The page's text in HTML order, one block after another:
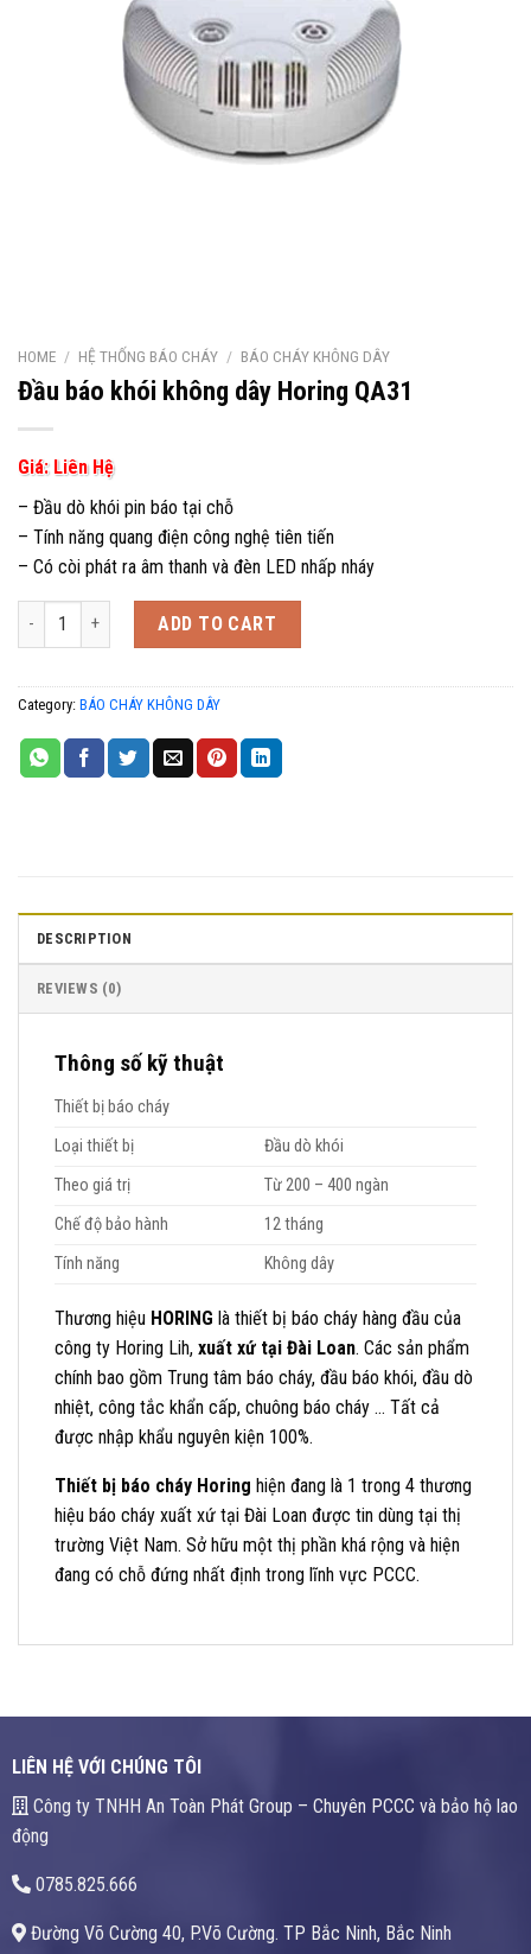
HOME / HỆ THỐNG BÁO CHÁY / BÁO CHÁY KHÔNG DÂY
Đầu báo khói không dây Horing QA31
Giá: Liên Hệ
– Đầu dò khói pin báo tại chỗ
– Tính năng quang điện công nghệ tiên tiến
– Có còi phát ra âm thanh và đèn LED nhấp nháy
Đầu báo khói không dây Horing QA31 quantity
ADD TO CART
Category: BÁO CHÁY KHÔNG DÂY
DESCRIPTION
REVIEWS (0)
Thông số kỹ thuật
Thiết bị báo cháy
Loại thiết bị
Đầu dò khói
Theo giá trị
Từ 200 – 400 ngàn
Chế độ bảo hành
12 tháng
Tính năng
Không dây
Thương hiệu HORING là thiết bị báo cháy hàng đầu của
công ty Horing Lih, xuất xứ tại Đài Loan. Các sản phẩm
chính bao gồm Trung tâm báo cháy, đầu báo khói, đầu dò
nhiệt, công tắc khẩn cấp, chuông báo cháy … Tất cả
được nhập khẩu nguyên kiện 100%.
Thiết bị báo cháy Horing hiện đang là 1 trong 4 thương
hiệu báo cháy xuất xứ tại Đài Loan được tin dùng tại thị
trường Việt Nam. Sở hữu một thị phần khá rộng và hiện
đang có chỗ đứng nhất định trong lĩnh vực PCCC.
LIÊN HỆ VỚI CHÚNG TÔI
Công ty TNHH An Toàn Phát Group – Chuyên PCCC và bảo hộ lao
động
0785.825.666
Đường Võ Cường 40, P.Võ Cường. TP Bắc Ninh, Bắc Ninh